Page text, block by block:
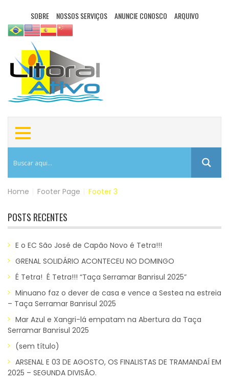
SOBRE NOSSOS SERVIÇOS ANUNCIE CONOSCO ARQUIVO
Home Footer Page Footer 3
POSTS RECENTES
E o EC São José de Capão Novo é Tetra!!!
GRENAL SOLIDÁRIO ACONTECEU NO DOMINGO
É Tetra! É Tetra!!! “Taça Serramar Banrisul 2025”
Minuano faz o dever de casa e vence a Sestea na estreia
– Taça Serramar Banrisul 2025
Mar Azul e Xangri-lá empatam na Abertura da Taça
Serramar Banrisul 2025
(sem título)
ARSENAL E 03 DE AGOSTO, OS FINALISTAS DE TRAMANDAÍ EM
2025 – SEGUNDA DIVISÃO.